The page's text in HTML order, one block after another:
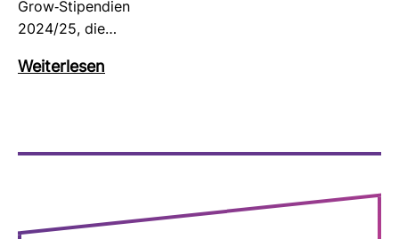
Grow-​Sti­pen­dien
2024/25, die…
Wei­ter­lesen